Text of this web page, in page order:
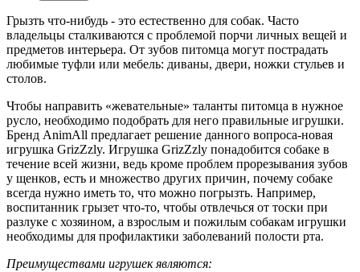
Грызть что-нибудь - это естественно для собак. Часто
владельцы сталкиваются с проблемой порчи личных вещей и
предметов интерьера. От зубов питомца могут пострадать
любимые туфли или мебель: диваны, двери, ножки стульев и
столов.
Чтобы направить «жевательные» таланты питомца в нужное
русло, необходимо подобрать для него правильные игрушки.
Бренд AnimAll предлагает решение данного вопроса-новая
игрушка GrizZzly. Игрушка GrizZzly понадобится собаке в
течение всей жизни, ведь кроме проблем прорезывания зубов
у щенков, есть и множество других причин, почему собаке
всегда нужно иметь то, что можно погрызть. Например,
воспитанник грызет что-то, чтобы отвлечься от тоски при
разлуке с хозяином, а взрослым и пожилым собакам игрушки
необходимы для профилактики заболеваний полости рта.
Преимуществами игрушек являются: